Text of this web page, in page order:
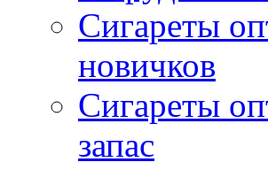
Сигареты
новичков
Сигареты
запас